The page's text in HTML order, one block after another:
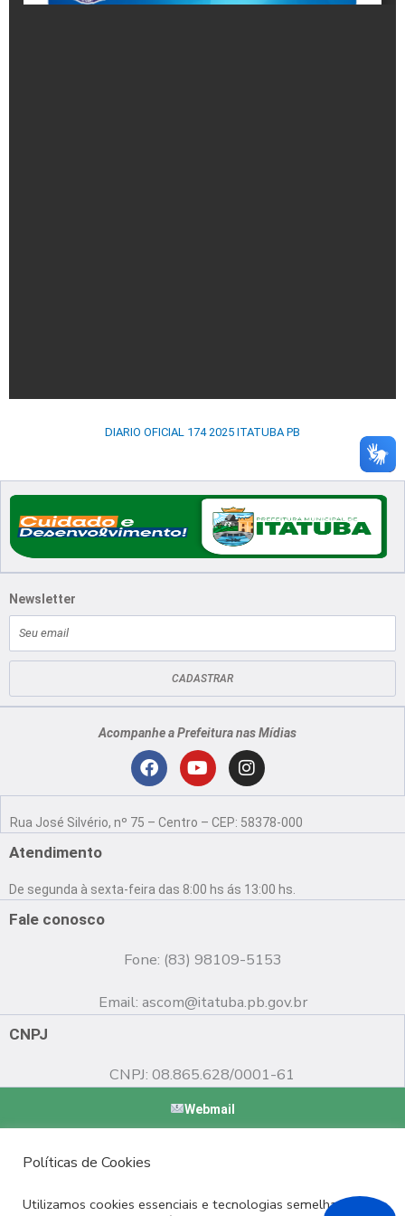
DIARIO OFICIAL 174 2025 ITATUBA PB
Newsletter
mail
CADASTRAR
Acompanhe a Prefeitura nas Mídias
F
c
o
o
Y
u
b
e
I
n
s
g
r
Rua José Silvério, nº 75 – Centro – CEP: 58378-000
Atendimento
De segunda à sexta-feira das 8:00 hs ás 13:00 hs.
Fale conosco
Fone: (83) 98109-5153
Email: ascom@itatuba.pb.gov.br
CNPJ
CNPJ: 08.865.628/0001-61
Webmail
Políticas de Cookies
Utilizamos cookies essenciais e tecnologias semelhantes de